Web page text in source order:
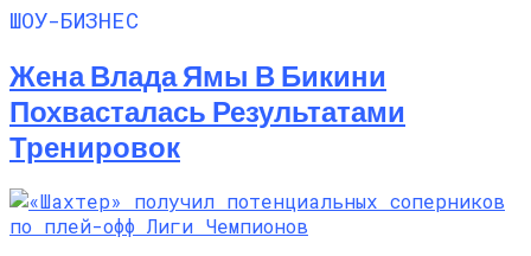
ШОУ-БИЗНЕС
Жена Влада Ямы В Бикини
Похвасталась Результатами
Тренировок